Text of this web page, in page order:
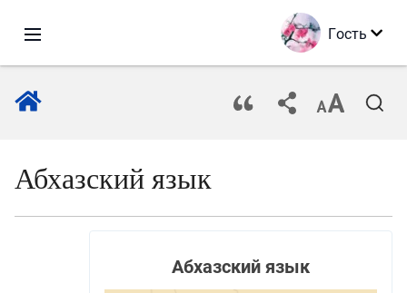
Гость
Абхазский язык
Абхазский язык